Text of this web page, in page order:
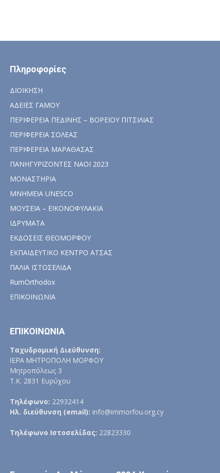
Πληροφορίες
ΔΙΟΙΚΗΣΗ
ΑΔΕΙΕΣ ΓΑΜΟΥ
ΠΕΡΙΦΕΡΕΙΑ ΠΕΔΙΝΗΣ – ΒΟΡΕΙΟΥ ΠΙΤΣΙΛΙΑΣ
ΠΕΡΙΦΕΡΕΙΑ ΣΟΛΕΑΣ
ΠΕΡΙΦΕΡΕΙΑ ΜΑΡΑΘΑΣΑΣ
ΠΑΝΗΓΥΡΙΖΟΝΤΕΣ ΝΑΟΙ 2023
ΜΟΝΑΣΤΗΡΙΑ
ΜΝΗΜΕΙΑ UNESCO
ΜΟΥΣΕΙΑ – ΕΙΚΟΝΟΦΥΛΑΚΙΑ
ΙΔΡΥΜΑΤΑ
ΕΚΔΟΣΕΙΣ ΘΕΟΜΟΡΦΟΥ
ΕΚΠΑΙΔΕΥΤΙΚΟ ΚΕΝΤΡΟ ΑΤΣΑΣ
ΠΑΛΙΑ ΙΣΤΟΣΕΛΙΔΑ
RumOrthodox
ΕΠΙΚΟΙΝΩΝΙΑ
ΕΠΙΚΟΙΝΩΝΙΑ
Ταχυδρομική Διεύθυνση:
ΙΕΡΑ ΜΗΤΡΟΠΟΛΗ ΜΟΡΦΟΥ
Μητροπόλεως 3
Τ.Κ. 2831 Ευρύχου
Τηλέφωνο: 22932414
Ηλ. διεύθυνση (email): info@immorfou.org.cy
Τηλέφωνο Ιστοσελίδας: 22823330